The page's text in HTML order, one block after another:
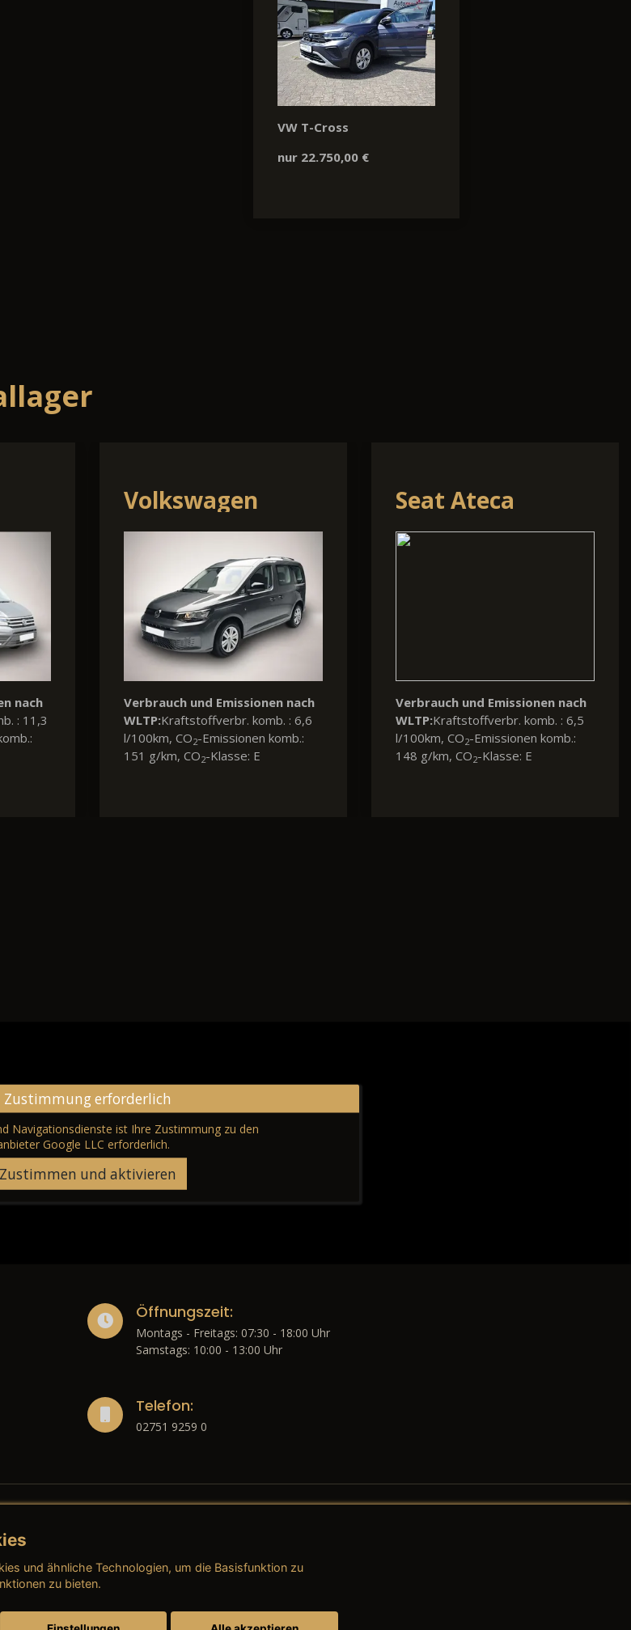
VW T-Cross
nur 22.750,00 €
nach
: 5,7
Skoda Karoq
Verbrauch und Emissionen nach
WLTP:Kraftstoffverbr. komb. : 6,5
l/100km, CO2-Emissionen komb.:
149 g/km, CO2-Klasse: E
Volkswagen
Other
Verbrauch und Emissionen nach
WLTP:Kraftstoffverbr. komb. : 9,4
l/100km, CO2-Emissionen komb.:
247 g/km, CO2-Klasse: G
Zustimmung erforderlich
Navigationsdienste ist Ihre Zustimmung zu den
Google LLC erforderlich.
Zustimmen und aktivieren
Öffnungszeit:
Montags - Freitags: 07:30 - 18:00 Uhr
Samstags: 10:00 - 13:00 Uhr
Telefon:
02751 9259 0
→ AGB (Neuwagen)
→ AGB (Teile & Zubehör)
und ähnliche Technologien, um die Basisfunktion zu
zu bieten.